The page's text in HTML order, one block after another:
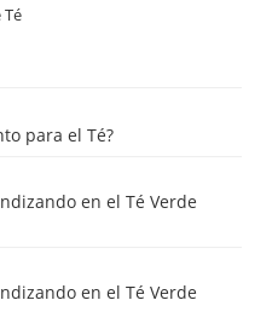
Té
para el Té?
en el Té Verde
en el Té Verde